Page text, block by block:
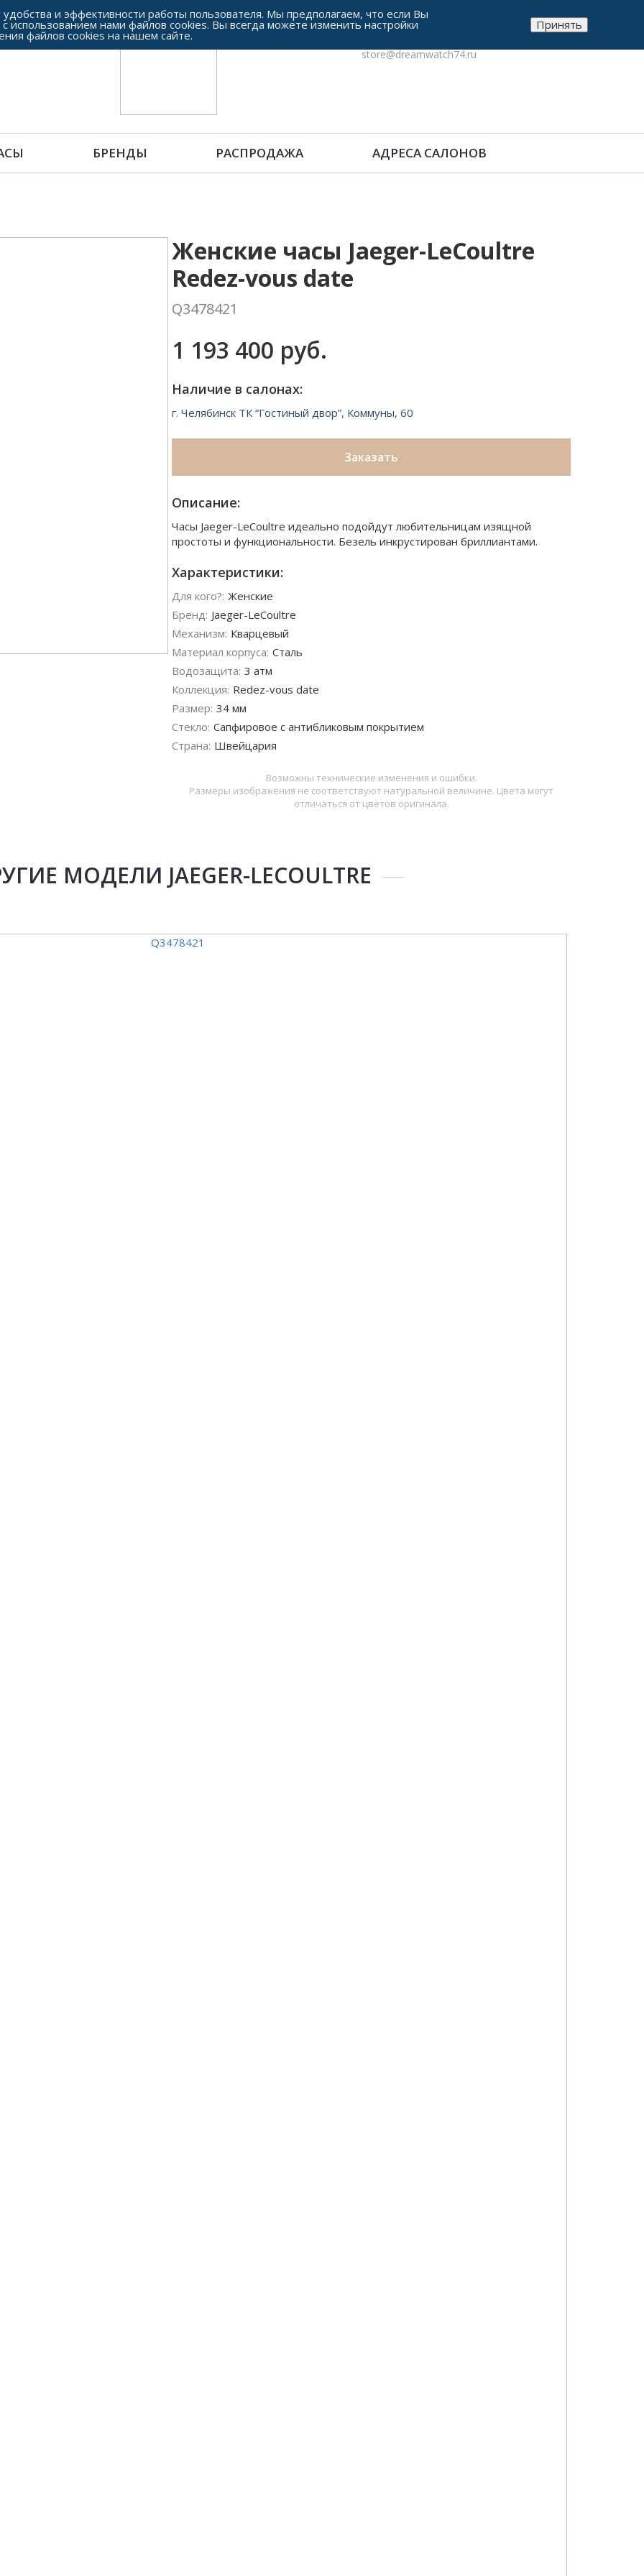
8-912-771-38-05
store@dreamwatch74.ru
БРЕНДЫ РАСПРОДАЖА АДРЕСА САЛОНОВ
Женские часы Jaeger-LeCoultre
Redez-vous date
Q3478421
1 193 400 руб.
Наличие в салонах:
г. Челябинск ТК “Гостиный двор”, Коммуны, 60
Заказать
Описание:
Часы Jaeger-LeCoultre идеально подойдут любительницам изящной
простоты и функциональности. Безель инкрустирован бриллиантами.
Характеристики:
Для кого?: Женские
Бренд: Jaeger-LeCoultre
Механизм: Кварцевый
Материал корпуса: Сталь
Водозащита: 3 атм
Коллекция: Redez-vous date
Размер: 34 мм
Стекло: Сапфировое с антибликовым покрытием
Страна: Швейцария
Возможны технические изменения и ошибки.
Размеры изображения не соответствуют натуральной величине. Цвета могут
отличаться от цветов оригинала.
МОДЕЛИ JAEGER-LECOULTRE
и эффективности работы пользователя. Мы предполагаем, что если Вы
использованием нами файлов cookies. Вы всегда можете изменить настройки
файлов cookies на нашем сайте.
Принять